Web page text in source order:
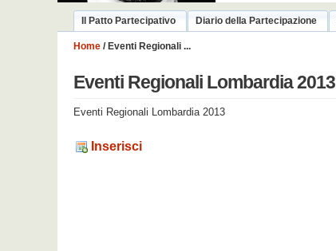
Il Patto Partecipativo Diario della Partecipazione
Home / Eventi Regionali ...
Eventi Regionali Lombardia 2013
Eventi Regionali Lombardia 2013
Inserisci